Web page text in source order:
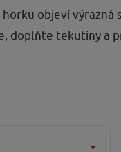
objeví
doplňte tekutiny a
⌄